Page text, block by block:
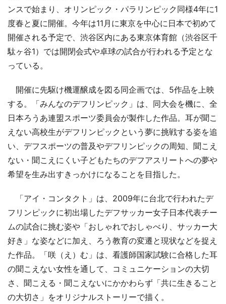
ンスで始まり、オリンピック・パラリンピック同様4年に1
度春と夏に開催。今年は11月に東京を中心に日本で初めて
開催される予定で、渋谷区内にある東京体育館（渋谷区千
駄ヶ谷1）では開閉会式や卓球の試合が行われる予定とな
っている。
開催に先駆け機運醸成を図る同企画では、5作品を上映
する。「みんなのデフリンピック」は、同大会を機に、全
日本ろうあ連盟スポーツ委員会が製作した作品。耳が聞こ
えない高校生がデフリンピックという夢に挑戦する姿を追
い、デフスポーツの普及やデフリンピックの周知、聞こえ
ない・聞こえにくい子どもたちのデフアスリートへの夢や
希望を生み出すきっかけになることを目指した。
「アイ・コンタクト」は、2009年に台北で行われたデ
フリンピックに初出場したデフサッカー女子日本代表チー
ムの試合に挑む姿や「おしゃれでおしゃべり、サッカー大
好き」な姿などに加え、ろう教育の変遷と現状などを捉え
た作品。「咲（え）む」は、看護師国家試験に合格した耳
の聞こえない女性を通して、コミュニケーションの大切
さ、聞こえる・聞こえないにかかわらず「共に生きること
の大切さ」をオリジナルストーリーで描く。